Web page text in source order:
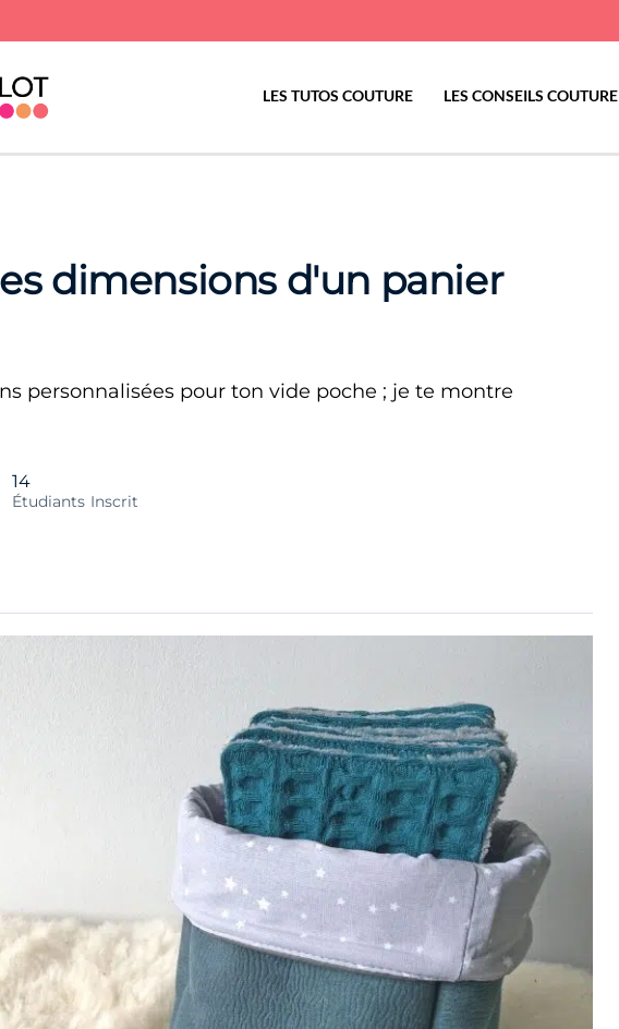
LES TUTOS COUTURE LES CONSEILS COUTURE
dimensions d'un panier
personnalisées pour ton vide poche ; je te montre
14
Étudiants Inscrit